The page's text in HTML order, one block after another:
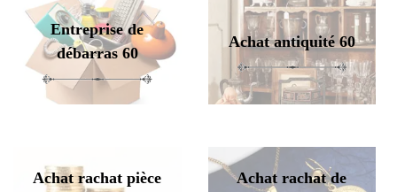
Entreprise de
débarras 60
Achat antiquité 60
Achat rachat pièce
Achat rachat de